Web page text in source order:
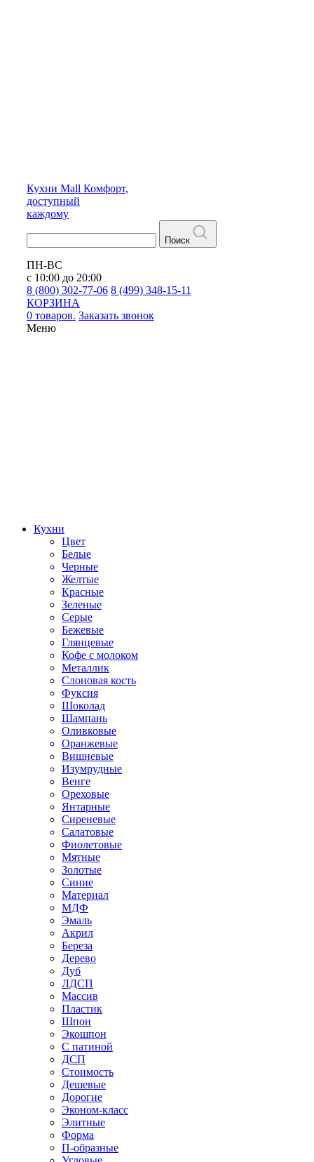
Кухни Mall Комфорт,
доступный
каждому
Поиск
ПН-ВС
с 10:00 до 20:00
8 (800) 302-77-06 8 (499) 348-15-11
КОРЗИНА
0 товаров. Заказать звонок
Меню
Кухни
Цвет
Белые
Черные
Желтые
Красные
Зеленые
Серые
Бежевые
Глянцевые
Кофе с молоком
Металлик
Слоновая кость
Фуксия
Шоколад
Шампань
Оливковые
Оранжевые
Вишневые
Изумрудные
Венге
Ореховые
Янтарные
Сиреневые
Салатовые
Фиолетовые
Мятные
Золотые
Синие
Материал
МДФ
Эмаль
Акрил
Береза
Дерево
Дуб
ЛДСП
Массив
Пластик
Шпон
Экошпон
С патиной
ДСП
Стоимость
Дешевые
Дорогие
Эконом-класс
Элитные
Форма
П-образные